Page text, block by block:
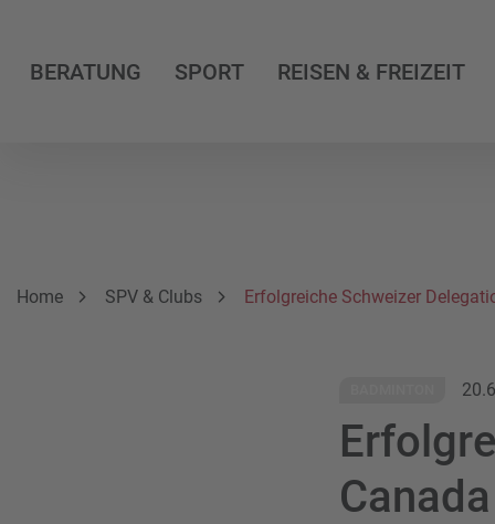
BERATUNG SPORT REISEN & FREIZEIT
Breadcrumbnavigation
Sie befinden sich hier:
Home SPV & Clubs Erfolgreiche Schweizer
Canada